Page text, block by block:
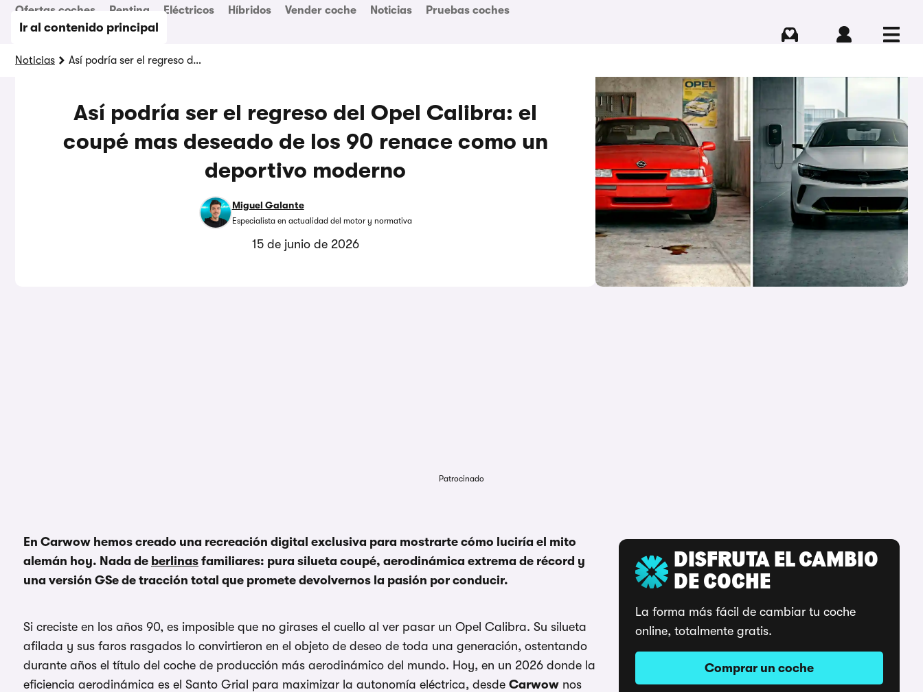
Ir al contenido principal
Ofertas coches Renting Eléctricos Híbridos Vender coche Noticias Pruebas coches
Noticias Así podría ser el regreso del Opel Calibra: el coupé mas deseado de los 90 renace como un deportivo moderno
Así podría ser el regreso del Opel Calibra: el
coupé mas deseado de los 90 renace como un
deportivo moderno
Miguel Galante
Especialista en actualidad del motor y normativa
15 de junio de 2026
Patrocinado
En Carwow hemos creado una recreación digital exclusiva para mostrarte cómo luciría el mito
alemán hoy. Nada de berlinas familiares: pura silueta coupé, aerodinámica extrema de récord y
una versión GSe de tracción total que promete devolvernos la pasión por conducir.
Si creciste en los años 90, es imposible que no girases el cuello al ver pasar un Opel Calibra. Su silueta
afilada y sus faros rasgados lo convirtieron en el objeto de deseo de toda una generación, ostentando
durante años el título del coche de producción más aerodinámico del mundo. Hoy, en un 2026 donde la
eficiencia aerodinámica es el Santo Grial para maximizar la autonomía eléctrica, desde Carwow nos
DISFRUTA EL CAMBIO
DE COCHE
La forma más fácil de cambiar tu coche
online, totalmente gratis.
Comprar un coche